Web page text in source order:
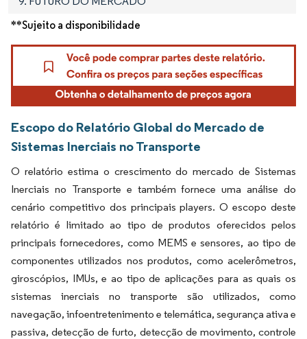
**Sujeito a disponibilidade
Escopo do Relatório Global do Mercado de
Sistemas Inerciais no Transporte
O relatório estima o crescimento do mercado de Sistemas
Inerciais no Transporte e também fornece uma análise do
cenário competitivo dos principais players. O escopo deste
relatório é limitado ao tipo de produtos oferecidos pelos
principais fornecedores, como MEMS e sensores, ao tipo de
componentes utilizados nos produtos, como acelerômetros,
giroscópios, IMUs, e ao tipo de aplicações para as quais os
sistemas inerciais no transporte são utilizados, como
navegação, infoentretenimento e telemática, segurança ativa e
passiva, detecção de furto, detecção de movimento, controle